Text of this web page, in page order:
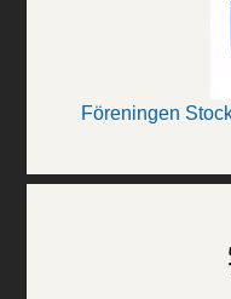
Föreningen